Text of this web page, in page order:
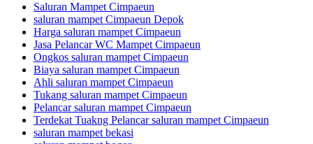
Saluran Mampet Cimpaeun
saluran mampet Cimpaeun Depok
Harga saluran mampet Cimpaeun
Jasa Pelancar WC Mampet Cimpaeun
Ongkos saluran mampet Cimpaeun
Biaya saluran mampet Cimpaeun
Ahli saluran mampet Cimpaeun
Tukang saluran mampet Cimpaeun
Pelancar saluran mampet Cimpaeun
Terdekat Tuakng Pelancar saluran mampet Cimpaeun
saluran mampet bekasi